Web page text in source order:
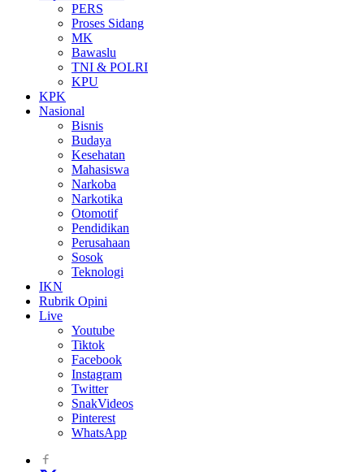
PERS
Proses Sidang
MK
Bawaslu
TNI & POLRI
KPU
KPK
Nasional
Bisnis
Budaya
Kesehatan
Mahasiswa
Narkoba
Narkotika
Otomotif
Pendidikan
Perusahaan
Sosok
Teknologi
IKN
Rubrik Opini
Live
Youtube
Tiktok
Facebook
Instagram
Twitter
SnakVideos
Pinterest
WhatsApp